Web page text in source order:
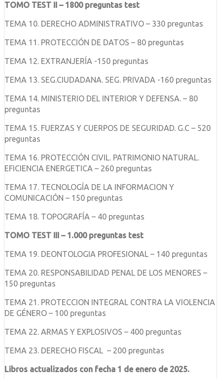
TOMO TEST II – 1800 preguntas test
TEMA 10. DERECHO ADMINISTRATIVO – 330 preguntas
TEMA 11. PROTECCIÓN DE DATOS – 80 preguntas
TEMA 12. EXTRANJERÍA -150 preguntas
TEMA 13. SEG.CIUDADANA. SEG. PRIVADA -160 preguntas
TEMA 14. MINISTERIO DEL INTERIOR Y DEFENSA. – 80
preguntas
TEMA 15. FUERZAS Y CUERPOS DE SEGURIDAD. G.C – 520
preguntas
TEMA 16. PROTECCIÓN CIVIL. PATRIMONIO NATURAL.
EFICIENCIA ENERGETICA – 260 preguntas
TEMA 17. TECNOLOGÍA DE LA INFORMACION Y
COMUNICACIÓN – 150 preguntas
TEMA 18. TOPOGRAFÍA – 40 preguntas
TOMO TEST III – 1.000 preguntas test
TEMA 19. DEONTOLOGIA PROFESIONAL – 140 preguntas
TEMA 20. RESPONSABILIDAD PENAL DE LOS MENORES –
150 preguntas
TEMA 21. PROTECCION INTEGRAL CONTRA LA VIOLENCIA
DE GÉNERO – 100 preguntas
TEMA 22. ARMAS Y EXPLOSIVOS – 400 preguntas
TEMA 23. DERECHO FISCAL – 200 preguntas
Libros actualizados con fecha 1 de enero de 2025.